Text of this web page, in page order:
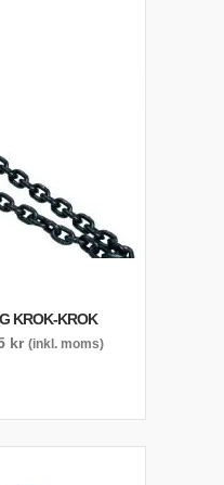
KROK-KROK
krPrisintervall:
(inkl. moms)